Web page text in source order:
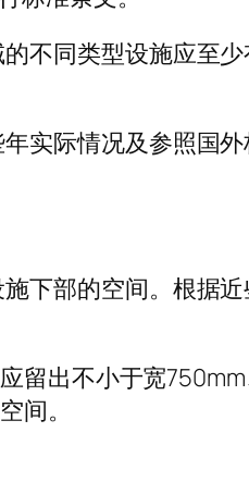
不同类型设施应至少
实际情况及参照国外
下部的空间。根据
留出不小于宽
间。